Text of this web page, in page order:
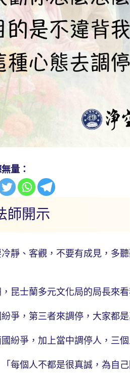
量：
師開示
靜、客觀，不要有成見，多
昆士蘭多元文化局的局長來
爭，第三者來調停，大家都
紛爭，加上當中調停人，三
每個人不都是很真誠，為自己